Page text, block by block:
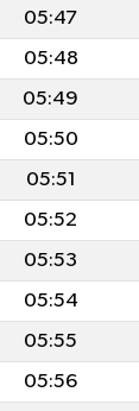
05:47
05:48
05:49
05:50
05:51
05:52
05:53
05:54
05:55
05:56